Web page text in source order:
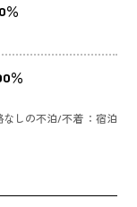
％
％
しの不泊/不着 ：宿泊